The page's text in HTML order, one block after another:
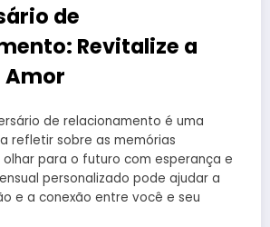
de
Revitalize a
Amor
de relacionamento é uma
refletir sobre as memórias
para o futuro com esperança e
personalizado pode ajudar a
e a conexão entre você e seu